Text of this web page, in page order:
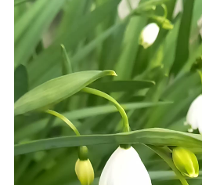
プ
レ
ー
ヤ